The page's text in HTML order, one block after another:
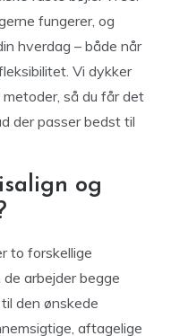
fungerer, og
hverdag – både når
Vi dykker
så du får det
der passer bedst til
og
to forskellige
arbejder begge
den ønskede
aftagelige